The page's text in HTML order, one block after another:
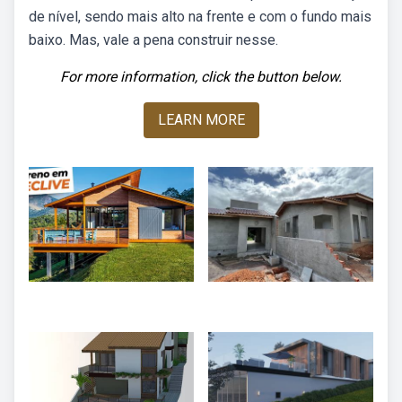
de nível, sendo mais alto na frente e com o fundo mais
baixo. Mas, vale a pena construir nesse.
For more information, click the button below.
LEARN MORE